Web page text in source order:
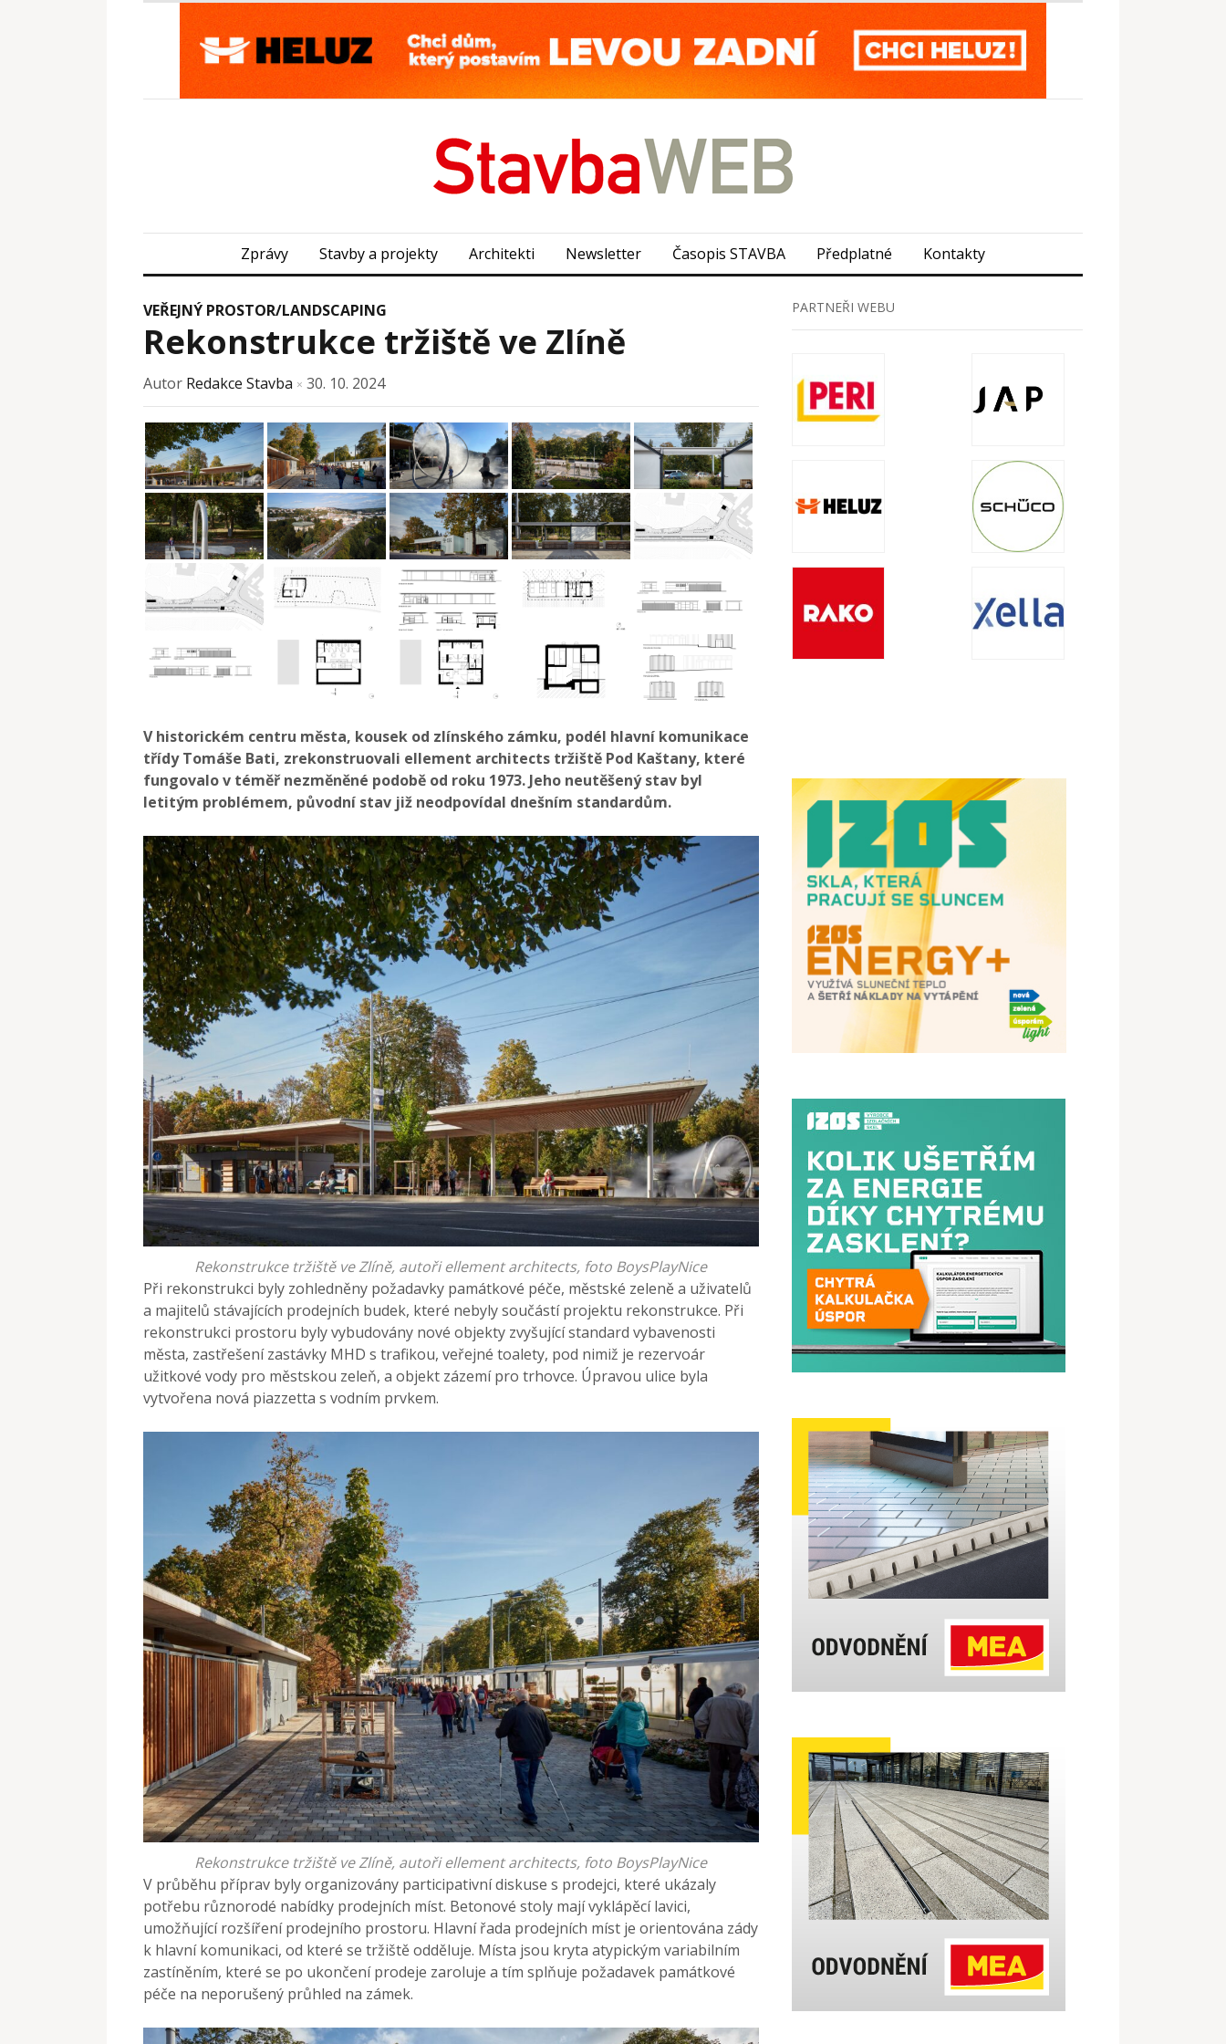
Zprávy Stavby a projekty Architekti Newsletter Časopis STAVBA Předplatné Kontakty
VEŘEJNÝ PROSTOR/LANDSCAPING
Rekonstrukce tržiště ve Zlíně
Autor Redakce Stavba × 30. 10. 2024
V historickém centru města, kousek od zlínského zámku, podél hlavní komunikace
třídy Tomáše Bati, zrekonstruovali ellement architects tržiště Pod Kaštany, které
fungovalo v téměř nezměněné podobě od roku 1973. Jeho neutěšený stav byl
letitým problémem, původní stav již neodpovídal dnešním standardům.
Rekonstrukce tržiště ve Zlíně, autoři ellement architects, foto BoysPlayNice
Při rekonstrukci byly zohledněny požadavky památkové péče, městské zeleně a uživatelů
a majitelů stávajících prodejních budek, které nebyly součástí projektu rekonstrukce. Při
rekonstrukci prostoru byly vybudovány nové objekty zvyšující standard vybavenosti
města, zastřešení zastávky MHD s trafikou, veřejné toalety, pod nimiž je rezervoár
užitkové vody pro městskou zeleň, a objekt zázemí pro trhovce. Úpravou ulice byla
vytvořena nová piazzetta s vodním prvkem.
Rekonstrukce tržiště ve Zlíně, autoři ellement architects, foto BoysPlayNice
V průběhu příprav byly organizovány participativní diskuse s prodejci, které ukázaly
potřebu různorodé nabídky prodejních míst. Betonové stoly mají vyklápěcí lavici,
umožňující rozšíření prodejního prostoru. Hlavní řada prodejních míst je orientována zády
k hlavní komunikaci, od které se tržiště odděluje. Místa jsou kryta atypickým variabilním
zastíněním, které se po ukončení prodeje zaroluje a tím splňuje požadavek památkové
péče na neporušený průhled na zámek.
PARTNEŘI WEBU